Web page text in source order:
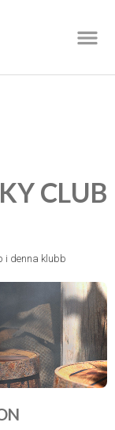
CLUB
i denna klubb